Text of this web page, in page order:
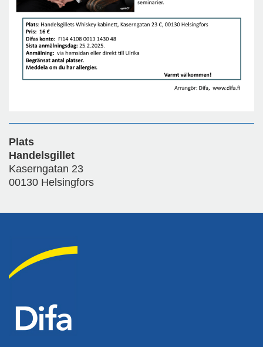
Plats
Handelsgillet
Kaserngatan 23
00130 Helsingfors